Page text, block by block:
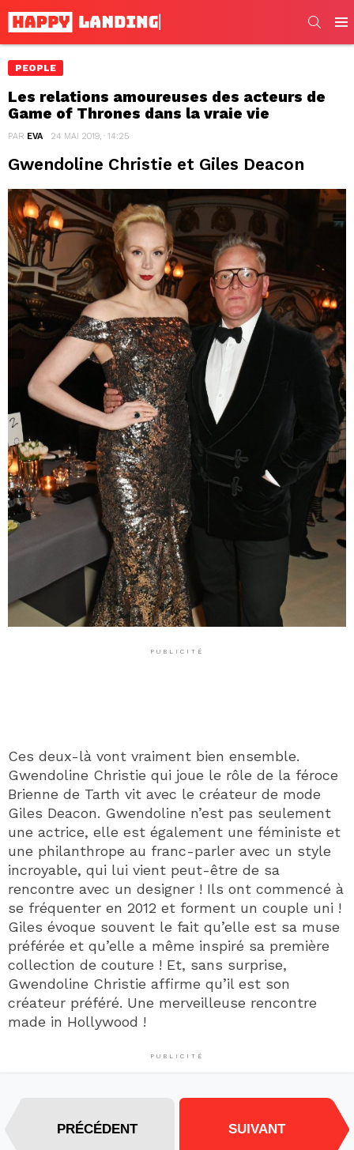
PEOPLE
Les relations amoureuses des acteurs de
Game of Thrones dans la vraie vie
PAR EVA 24 MAI 2019, · 14:25
Gwendoline Christie et Giles Deacon
PUBLICITÉ
Ces deux-là vont vraiment bien ensemble.
Gwendoline Christie qui joue le rôle de la féroce
Brienne de Tarth vit avec le créateur de mode
Giles Deacon. Gwendoline n’est pas seulement
une actrice, elle est également une féministe et
une philanthrope au franc-parler avec un style
incroyable, qui lui vient peut-être de sa
rencontre avec un designer ! Ils ont commencé à
se fréquenter en 2012 et forment un couple uni !
Giles évoque souvent le fait qu’elle est sa muse
préférée et qu’elle a même inspiré sa première
collection de couture ! Et, sans surprise,
Gwendoline Christie affirme qu’il est son
créateur préféré. Une merveilleuse rencontre
made in Hollywood !
PUBLICITÉ
PRÉCÉDENT SUIVANT